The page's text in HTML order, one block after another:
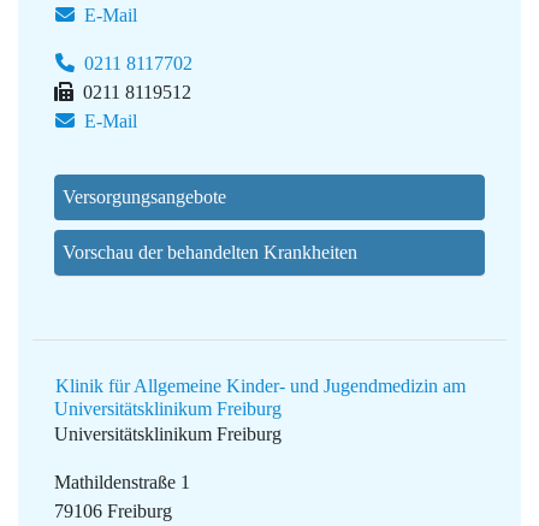
E-Mail
0211 8117702
0211 8119512
E-Mail
Versorgungsangebote
Vorschau der behandelten Krankheiten
Klinik für Allgemeine Kinder- und Jugendmedizin am
Universitätsklinikum Freiburg
Universitätsklinikum Freiburg
Mathildenstraße 1
79106 Freiburg